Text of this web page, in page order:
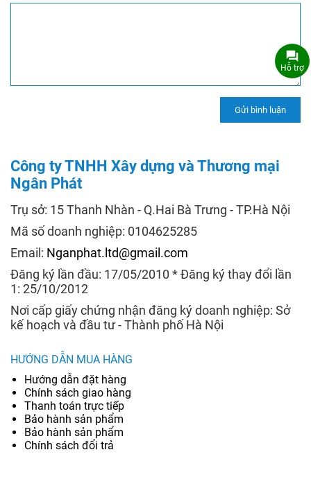
Công ty TNHH Xây dựng và Thương mại
Ngân Phát
Trụ sở: 15 Thanh Nhàn - Q.Hai Bà Trưng - TP.Hà Nội
Mã số doanh nghiệp: 0104625285
Email: Nganphat.ltd@gmail.com
Đăng ký lần đầu: 17/05/2010 * Đăng ký thay đổi lần
1: 25/10/2012
Nơi cấp giấy chứng nhận đăng ký doanh nghiệp: Sở
kế hoạch và đầu tư - Thành phố Hà Nội
HƯỚNG DẪN MUA HÀNG
Hướng dẫn đặt hàng
Chính sách giao hàng
Thanh toán trực tiếp
Bảo hành sản phẩm
Bảo hành sản phẩm
Chính sách đổi trả
Hỗ trợ